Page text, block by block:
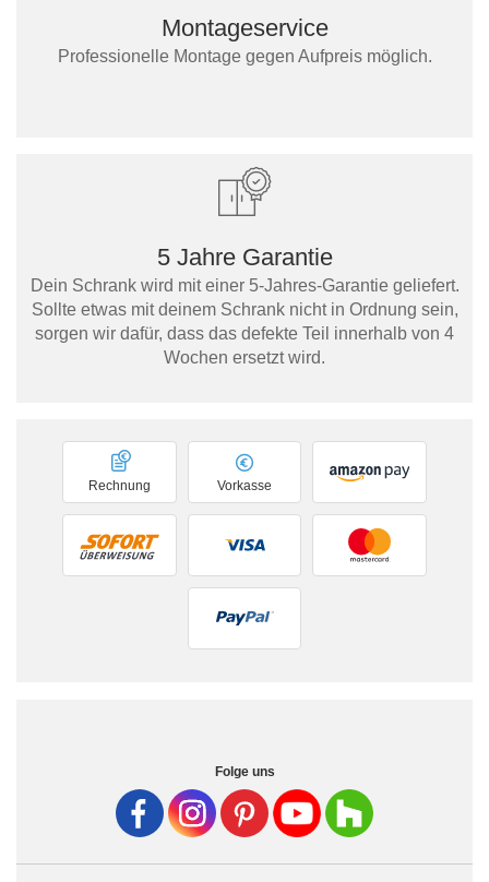
Montageservice
Professionelle Montage gegen Aufpreis möglich.
5 Jahre Garantie
Dein Schrank wird mit einer 5-Jahres-Garantie geliefert.
Sollte etwas mit deinem Schrank nicht in Ordnung sein,
sorgen wir dafür, dass das defekte Teil innerhalb von 4
Wochen ersetzt wird.
Vorkasse
Rechnung
Folge uns